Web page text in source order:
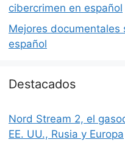
cibercrimen en español
Mejores documentales
español
Destacados
Nord Stream 2, el
EE. UU., Rusia y Europa